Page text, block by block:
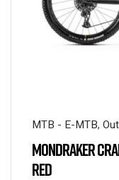
MTB - E-MTB,
MONDRAKER
RED